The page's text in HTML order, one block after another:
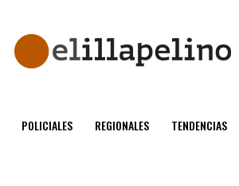
POLICIALES REGIONALES TENDENCIAS